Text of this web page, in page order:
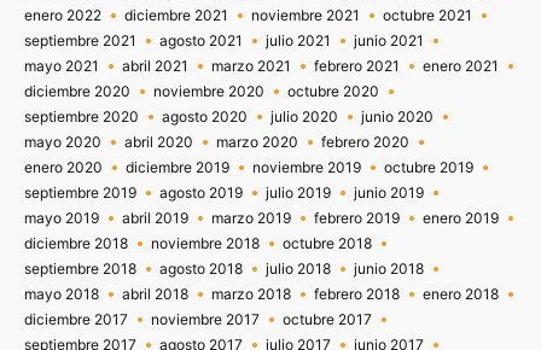
enero 2022
diciembre 2021 noviembre 2021
octubre 2021
septiembre 2021
agosto 2021 julio 2021
junio 2021
mayo 2021
abril 2021 marzo 2021 febrero 2021
enero 2021
diciembre 2020
noviembre 2020
octubre 2020
septiembre 2020
agosto 2020 julio 2020
junio 2020
mayo 2020
abril 2020 marzo 2020
febrero 2020
enero 2020
diciembre 2019 noviembre 2019
octubre 2019
septiembre 2019
agosto 2019 julio 2019
junio 2019
mayo 2019
abril 2019 marzo 2019 febrero 2019
enero 2019
diciembre 2018
noviembre 2018
octubre 2018
septiembre 2018
agosto 2018 julio 2018
junio 2018
mayo 2018
abril 2018 marzo 2018 febrero 2018
enero 2018
diciembre 2017
noviembre 2017
octubre 2017
septiembre 2017
agosto 2017 julio 2017
junio 2017